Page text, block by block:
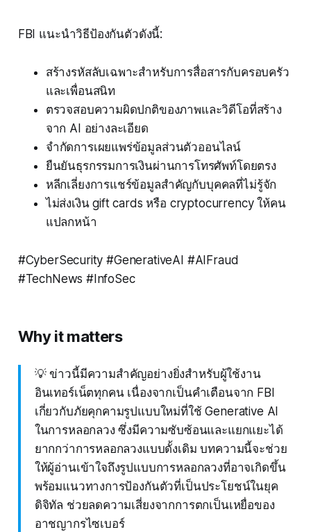
FBI แนะนำวิธีป้องกันตัวดังนี้:
สร้างรหัสลับเฉพาะสำหรับการสื่อสารกับครอบครัว
และเพื่อนสนิท
ตรวจสอบความผิดปกติของภาพและวิดีโอที่สร้าง
จาก AI อย่างละเอียด
จำกัดการเผยแพร่ข้อมูลส่วนตัวออนไลน์
ยืนยันธุรกรรมการเงินผ่านการโทรศัพท์โดยตรง
หลีกเลี่ยงการแชร์ข้อมูลสำคัญกับบุคคลที่ไม่รู้จัก
ไม่ส่งเงิน gift cards หรือ cryptocurrency ให้คน
แปลกหน้า
#CyberSecurity #GenerativeAI #AIFraud
#TechNews #InfoSec
Why it matters
💡 ข่าวนี้มีความสำคัญอย่างยิ่งสำหรับผู้ใช้งาน
อินเทอร์เน็ตทุกคน เนื่องจากเป็นคำเตือนจาก FBI
เกี่ยวกับภัยคุกคามรูปแบบใหม่ที่ใช้ Generative AI
ในการหลอกลวง ซึ่งมีความซับซ้อนและแยกแยะได้
ยากกว่าการหลอกลวงแบบดั้งเดิม บทความนี้จะช่วย
ให้ผู้อ่านเข้าใจถึงรูปแบบการหลอกลวงที่อาจเกิดขึ้น
พร้อมแนวทางการป้องกันตัวที่เป็นประโยชน์ในยุค
ดิจิทัล ช่วยลดความเสี่ยงจากการตกเป็นเหยื่อของ
อาชญากรไซเบอร์